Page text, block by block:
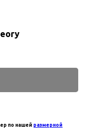
по нашей размерной